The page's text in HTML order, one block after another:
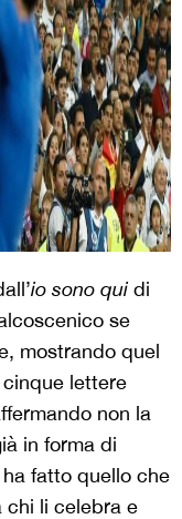
io sono qui di
se
mostrando quel
lettere
non la
in forma di
fatto quello che
chi li celebra e